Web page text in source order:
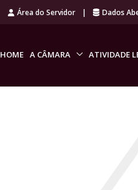
Área do Servidor | Dados
HOME A CÂMARA ATIVIDADE